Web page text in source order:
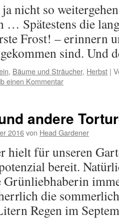
nicht so
… Spätestens die
Frost! – erinnern
sind. Und
, Bäume und Sträucher, Herbst |
einen Kommentar
andere
2016von Head Gardener
hielt für unseren
bereit.
die
Regen im